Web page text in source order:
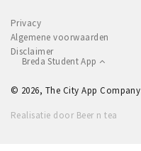
Privacy
Algemene voorwaarden
Disclaimer
Breda Student App
© 2026, The City App Company
Realisatie door Beer n tea